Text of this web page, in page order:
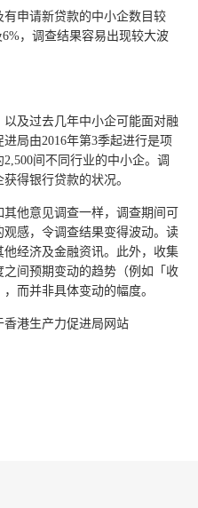
申请新贷款的中小企数目较
，调查结果容易出现较大波
及过去几年中小企可能面对融
局由2016年第3季起进行是项
间不同行业的中小企。调
得银行贷款的状况。
他意见调查一样，调查期间可
感，令调查结果变得波动。读
经济及金融资讯。此外，收集
间预期变动的趋势（例如「收
而并非具体变动的幅度。
港生产力促进局网站